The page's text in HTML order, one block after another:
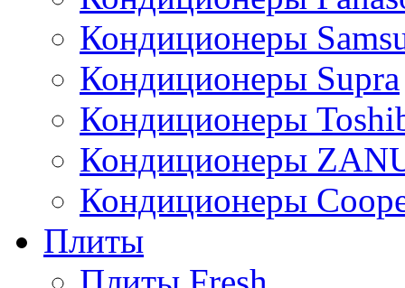
Кондиционеры
Кондиционеры Supra
Кондиционеры
Кондиционеры
Кондиционеры
Плиты